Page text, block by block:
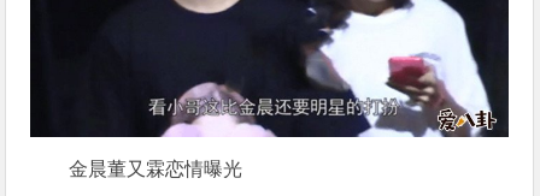
金晨董又霖恋情曝光